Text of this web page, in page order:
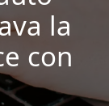
la
con